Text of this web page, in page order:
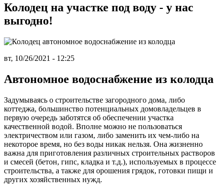
Колодец на участке под воду - у нас
выгодно!
вт, 10/26/2021 - 12:25
Автономное водоснабжение из колодца
Задумываясь о строительстве загородного дома, либо
коттеджа, большинство потенциальных домовладельцев в
первую очередь заботятся об обеспечении участка
качественной водой. Вполне можно не пользоваться
электричеством или газом, либо заменить их чем-либо на
некоторое время, но без воды никак нельзя. Она жизненно
важна для приготовления различных строительных растворов
и смесей (бетон, гипс, кладка и т.д.), используемых в процессе
строительства, а также для орошения грядок, готовки пищи и
других хозяйственных нужд.